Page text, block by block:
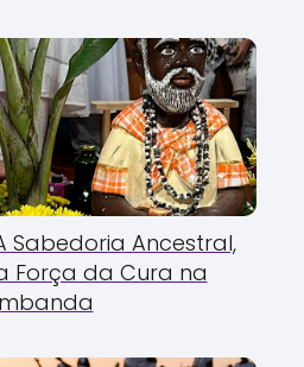
Sabedoria Ancestral,
Força da Cura na